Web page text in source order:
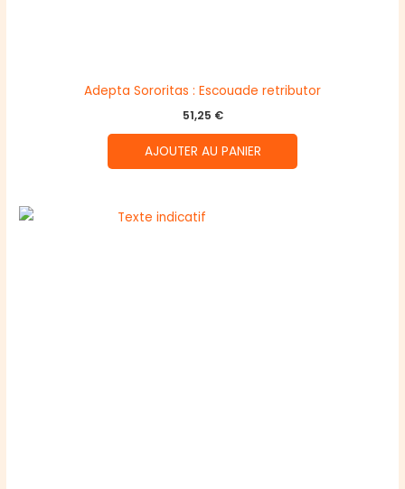
Adepta Sororitas : Escouade retributor
51,25 €
AJOUTER AU PANIER